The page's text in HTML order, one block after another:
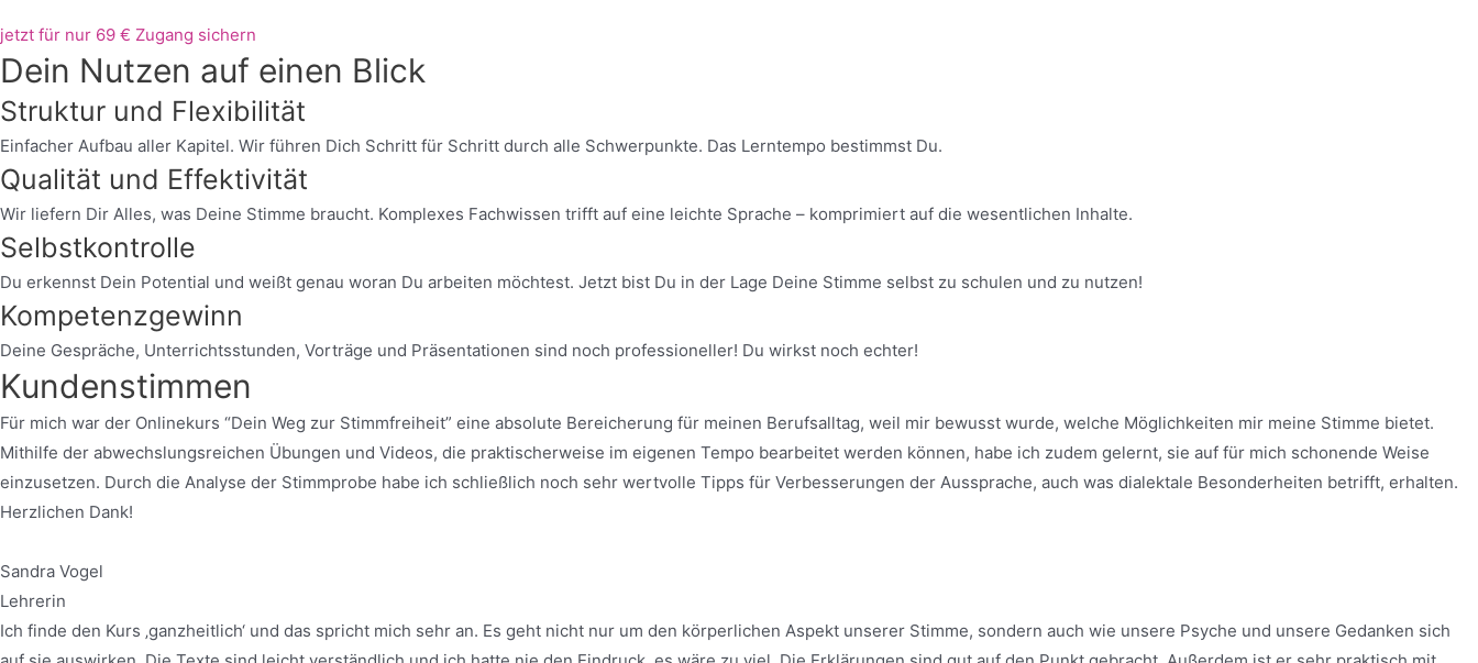
jetzt für nur 69 € Zugang sichern
Dein Nutzen auf einen Blick
Struktur und Flexibilität
Einfacher Aufbau aller Kapitel. Wir führen Dich Schritt für Schritt durch alle Schwerpunkte. Das Lerntempo bestimmst Du.
Qualität und Effektivität
Wir liefern Dir Alles, was Deine Stimme braucht. Komplexes Fachwissen trifft auf eine leichte Sprache – komprimiert auf die wesentlichen Inhalte.
Selbstkontrolle
Du erkennst Dein Potential und weißt genau woran Du arbeiten möchtest. Jetzt bist Du in der Lage Deine Stimme selbst zu schulen und zu nutzen!
Kompetenzgewinn
Deine Gespräche, Unterrichtsstunden, Vorträge und Präsentationen sind noch professioneller! Du wirkst noch echter!
Kundenstimmen
Für mich war der Onlinekurs “Dein Weg zur Stimmfreiheit” eine absolute Bereicherung für meinen Berufsalltag, weil mir bewusst wurde, welche Möglichkeiten mir meine Stimme bietet.
Mithilfe der abwechslungsreichen Übungen und Videos, die praktischerweise im eigenen Tempo bearbeitet werden können, habe ich zudem gelernt, sie auf für mich schonende Weise
einzusetzen. Durch die Analyse der Stimmprobe habe ich schließlich noch sehr wertvolle Tipps für Verbesserungen der Aussprache, auch was dialektale Besonderheiten betrifft, erhalten.
Herzlichen Dank!
Sandra Vogel
Lehrerin
Ich finde den Kurs ‚ganzheitlich‘ und das spricht mich sehr an. Es geht nicht nur um den körperlichen Aspekt unserer Stimme, sondern auch wie unsere Psyche und unsere Gedanken sich